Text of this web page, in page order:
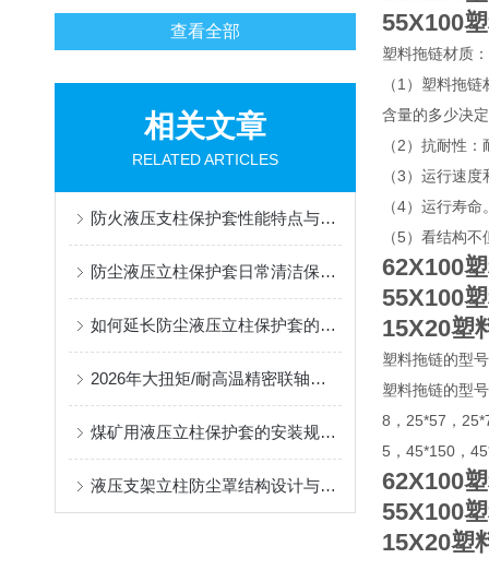
查看全部
相关文章
RELATED ARTICLES
防火液压支柱保护套性能特点与阻燃防护应用
防尘液压立柱保护套日常清洁保养与更换规范
如何延长防尘液压立柱保护套的使用寿命？
2026年大扭矩/耐高温精密联轴器定制找哪家？能实现精准定制的优质厂家盘点
煤矿用液压立柱保护套的安装规范与使用寿命提升方案
液压支架立柱防尘罩结构设计与密封防护原理
55X100
塑料拖链材质：
（1）塑料拖
含量的多少决
（2）抗耐性
（3）运行速
（4）运行寿命
（5）看结构
62X100
55X100
15X20塑
塑料拖链的型
塑料拖链的型
8，25*57，
5，45*150，
62X100
55X100
15X20塑